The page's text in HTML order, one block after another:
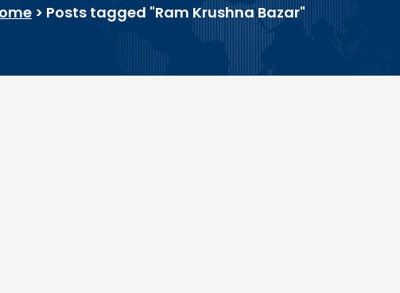
> Posts tagged "Ram Krushna Bazar"